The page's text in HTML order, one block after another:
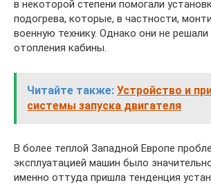
в некоторой степени помогали
подогрева, которые, в частности,
военную технику. Однако они не
отопления кабины.
Читайте также: Устройство и
системы запуска двигателя
В более теплой Западной Европе
эксплуатацией машин было
именно оттуда пришла тенденция